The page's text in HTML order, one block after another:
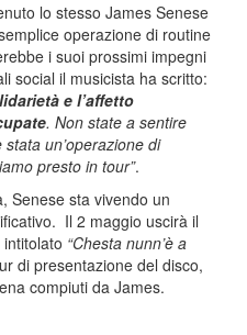
lo stesso James Senese
operazione di routine
i suoi prossimi impegni
social il musicista ha scritto:
e l’affetto
. Non state a sentire
un’operazione di
presto in tour”.
Senese sta vivendo un
Il 2 maggio uscirà il
“Chesta nunn’è a
di presentazione del disco,
compiuti da James.